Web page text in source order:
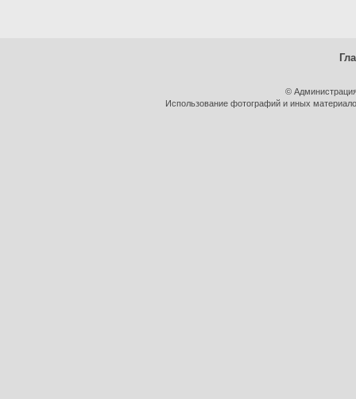
©
Использование фотографий и иных